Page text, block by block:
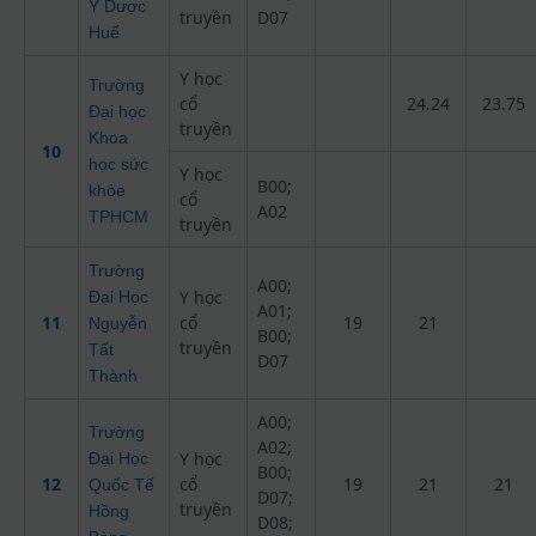
Y Dược
Huế
truyền
D07
10
Trường
Đại học
Khoa
học sức
khỏe
TPHCM
Y học
cổ
truyền
24.24 23.75
Y học
cổ
truyền
B00;
A02
11
Trường
Đại Học
Nguyễn
Tất
Thành
Y học
cổ
truyền
A00;
A01;
B00;
D07
19 21
12
Trường
Đại Học
Quốc Tế
Hồng
Y học
cổ
truyền
A00;
A02;
B00;
D07;
D08;
19 21 21